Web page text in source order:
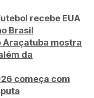
recebe EUA
Brasil
Araçatuba mostra
da
começa com